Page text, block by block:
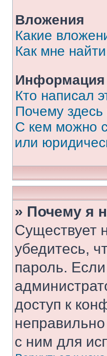
Вложения
Какие
Как мне
Информация
Кто написал
Почему здесь
С кем можно
или
» Почему я
Существует
убедитесь,
пароль.
доступ к
с ним для